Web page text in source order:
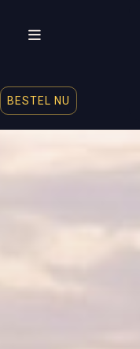

BESTEL NU